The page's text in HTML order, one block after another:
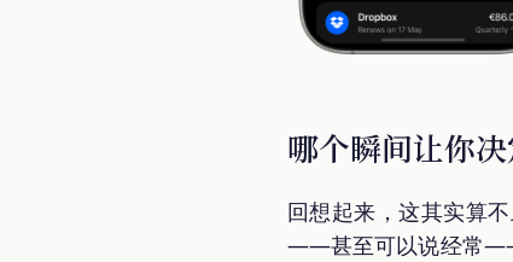
哪个瞬间让你决
回想起来，这其实算
——甚至可以说经常——